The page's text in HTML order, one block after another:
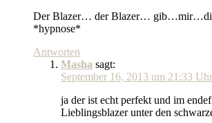
Der Blazer… der Blazer…
*hypnose*
Antworten
Masha sagt:
September 16, 2013 um 21:33 Uhr
ja der ist echt perfekt und im
Lieblingsblazer unter den